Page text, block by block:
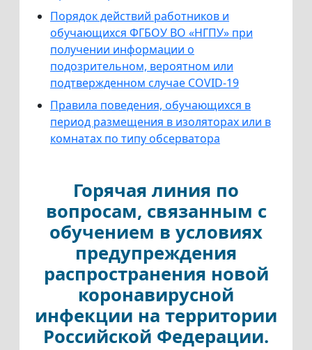
Порядок действий работников и
обучающихся ФГБОУ ВО «НГПУ» при
получении информации о
подозрительном, вероятном или
подтвержденном случае COVID-19
Правила поведения, обучающихся в
период размещения в изоляторах или в
комнатах по типу обсерватора
Горячая линия по
вопросам, связанным с
обучением в условиях
предупреждения
распространения новой
коронавирусной
инфекции на территории
Российской Федерации.